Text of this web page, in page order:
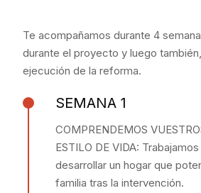
Te acompañamos durante 4
durante el proyecto y luego
ejecución de la reforma.
SEMANA 1
COMPRENDEMOS
ESTILO DE VIDA:
desarrollar un hogar que
familia tras la intervención.